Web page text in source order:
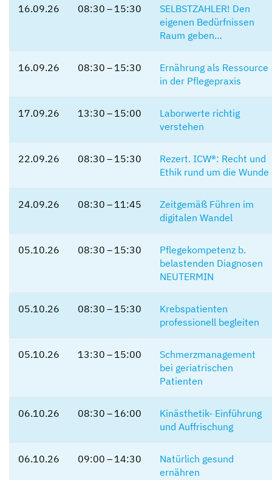
16.09.26 08:30 – 15:30
SELBSTZAHLER! Den
eigenen Bedürfnissen
Raum geben…
16.09.26 08:30 – 15:30
Ernährung als Ressource
in der Pflegepraxis
17.09.26 13:30 – 15:00
Laborwerte richtig
verstehen
22.09.26 08:30 – 15:30
Rezert. ICW®: Recht und
Ethik rund um die Wunde
24.09.26 08:30 – 11:45
Zeitgemäß Führen im
digitalen Wandel
05.10.26 08:30 – 15:30
Pflegekompetenz b.
belastenden Diagnosen
NEUTERMIN
05.10.26 08:30 – 15:30
Krebspatienten
professionell begleiten
05.10.26 13:30 – 15:00
Schmerzmanagement
bei geriatrischen
Patienten
06.10.26 08:30 – 16:00
Kinästhetik- Einführung
und Auffrischung
06.10.26 09:00 – 14:30
Natürlich gesund
ernähren